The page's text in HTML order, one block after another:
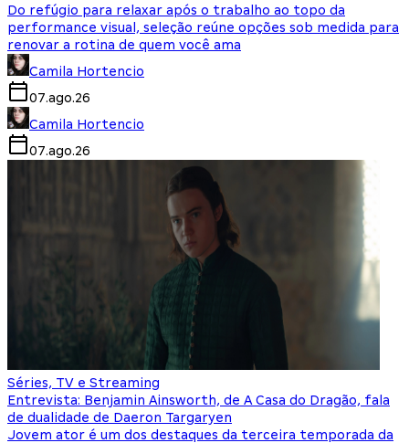
Do refúgio para relaxar após o trabalho ao topo da
performance visual, seleção reúne opções sob medida para
renovar a rotina de quem você ama
Camila Hortencio
07.ago.26
Camila Hortencio
07.ago.26
Séries, TV e Streaming
Entrevista: Benjamin Ainsworth, de A Casa do Dragão, fala
de dualidade de Daeron Targaryen
Jovem ator é um dos destaques da terceira temporada da